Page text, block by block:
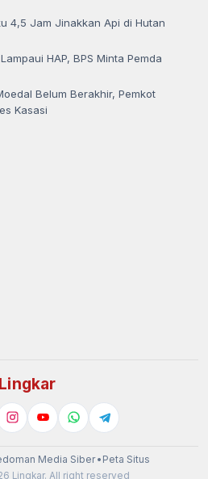
4,5 Jam Jinakkan Api di Hutan
HAP, BPS Minta Pemda
Belum Berakhir, Pemkot
Kasasi
Lingkar
Media Siber• Peta Situs
Lingkar. All right reserved